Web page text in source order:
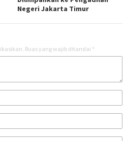
Negeri Jakarta Timur
Ruas yang wajib ditandai *